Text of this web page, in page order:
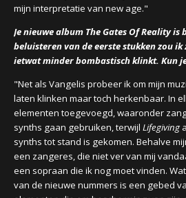
mijn interpretatie van new age."
Je nieuwe album The Gates Of Reality
beluisteren van de eerste stukken zou ik
ietwat minder bombastisch klinkt. Kun
"Net als Vangelis probeer ik om mijn
laten klinken maar toch herkenbaar. In
elementen toegevoegd, waaronder
synths gaan gebruiken, terwijl Lifegiving
synths tot stand is gekomen. Behalve
een zangeres, die niet ver van mij
een sopraan die ik nog moet vinden.
van de nieuwe nummers is een gebed